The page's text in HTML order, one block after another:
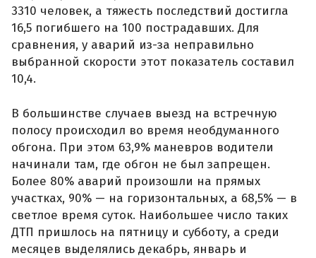
3310 человек, а тяжесть последствий достигла
16,5 погибшего на 100 пострадавших. Для
сравнения, у аварий из-за неправильно
выбранной скорости этот показатель составил
10,4.
В большинстве случаев выезд на встречную
полосу происходил во время необдуманного
обгона. При этом 63,9% маневров водители
начинали там, где обгон не был запрещен.
Более 80% аварий произошли на прямых
участках, 90% — на горизонтальных, а 68,5% — в
светлое время суток. Наибольшее число таких
ДТП пришлось на пятницу и субботу, а среди
месяцев выделялись декабрь, январь и